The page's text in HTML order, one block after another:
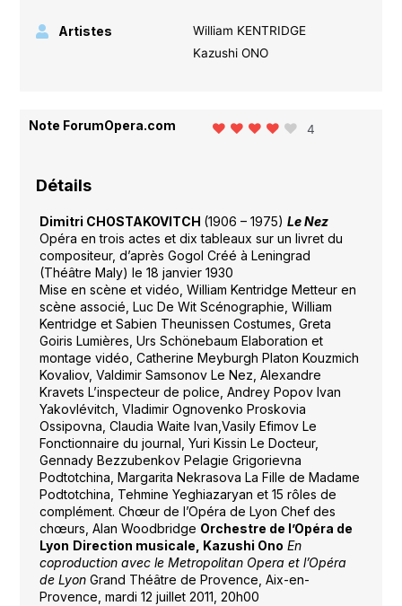
Artistes
William KENTRIDGE
Kazushi ONO
Note ForumOpera.com 4
Détails
Dimitri CHOSTAKOVITCH (1906 – 1975) Le Nez
Opéra en trois actes et dix tableaux sur un livret du
compositeur, d’après Gogol Créé à Leningrad
(Théâtre Maly) le 18 janvier 1930
Mise en scène et vidéo, William Kentridge Metteur en
scène associé, Luc De Wit Scénographie, William
Kentridge et Sabien Theunissen Costumes, Greta
Goiris Lumières, Urs Schönebaum Elaboration et
montage vidéo, Catherine Meyburgh Platon Kouzmich
Kovaliov, Valdimir Samsonov Le Nez, Alexandre
Kravets L’inspecteur de police, Andrey Popov Ivan
Yakovlévitch, Vladimir Ognovenko Proskovia
Ossipovna, Claudia Waite Ivan,Vasily Efimov Le
Fonctionnaire du journal, Yuri Kissin Le Docteur,
Gennady Bezzubenkov Pelagie Grigorievna
Podtotchina, Margarita Nekrasova La Fille de Madame
Podtotchina, Tehmine Yeghiazaryan et 15 rôles de
complément. Chœur de l’Opéra de Lyon Chef des
chœurs, Alan Woodbridge Orchestre de l’Opéra de
Lyon Direction musicale, Kazushi Ono En
coproduction avec le Metropolitan Opera et l’Opéra
de LyonGrand Théâtre de Provence, Aix-en-
Provence, mardi 12 juillet 2011, 20h00